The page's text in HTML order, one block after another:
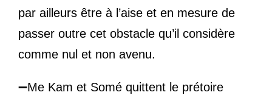
par ailleurs être à l’aise et en mesure de
passer outre cet obstacle qu’il considère
comme nul et non avenu.
➖Me Kam et Somé quittent le prétoire